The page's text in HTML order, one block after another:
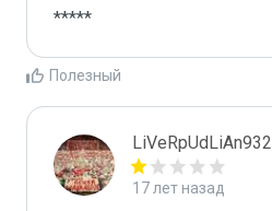
*****
Полезный
LiVeRpUdLiAn932
17 лет назад